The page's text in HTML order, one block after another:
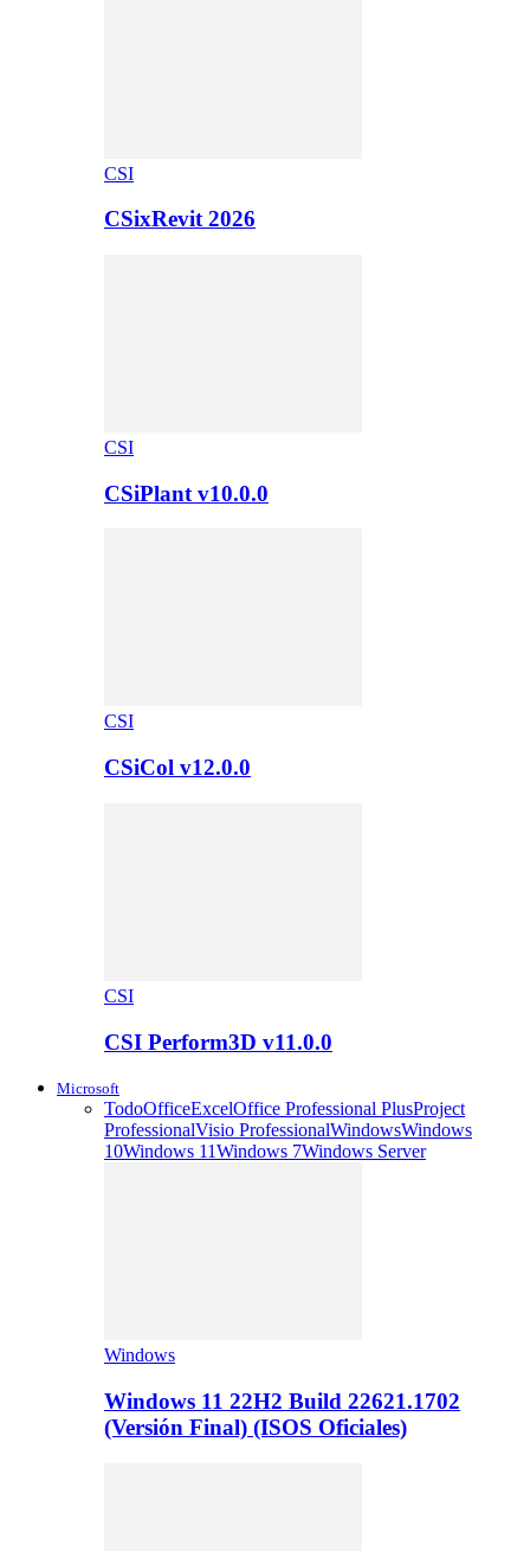
CSI
CSixRevit 2026
CSI
CSiPlant v10.0.0
CSI
CSiCol v12.0.0
CSI
CSI Perform3D v11.0.0
Microsoft
TodoOfficeExcelOffice Professional PlusProject
ProfessionalVisio ProfessionalWindowsWindows
10Windows 11Windows 7Windows Server
Windows
Windows 11 22H2 Build 22621.1702
(Versión Final) (ISOS Oficiales)